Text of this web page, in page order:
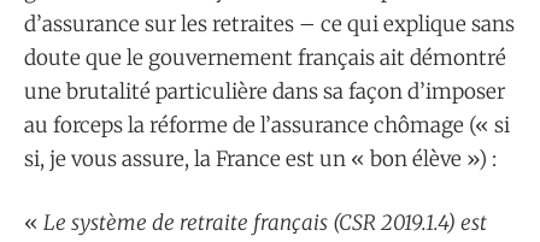
d’assurance sur les retraites – ce qui explique sans
doute que le gouvernement français ait démontré
une brutalité particulière dans sa façon d’imposer
au forceps la réforme de l’assurance chômage (« si
si, je vous assure, la France est un « bon élève ») :
« Le système de retraite français (CSR 2019.1.4) est